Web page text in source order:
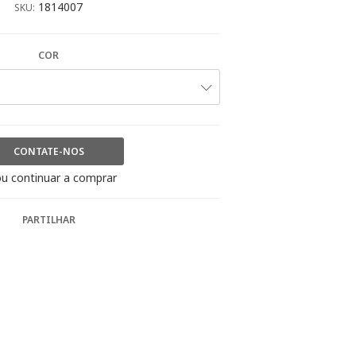
SKU: 1814007
COR
CONTATE-NOS
continuar a comprar
PARTILHAR